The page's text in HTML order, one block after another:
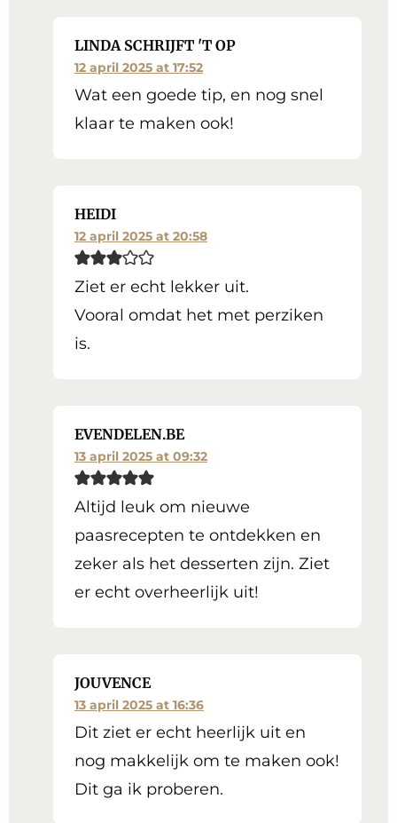
LINDA SCHRIJFT 'T OP
12 april 2025 at 17:52
Wat een goede tip, en nog snel
klaar te maken ook!
HEIDI
12 april 2025 at 20:58
Ziet er echt lekker uit.
Vooral omdat het met perziken
is.
EVENDELEN.BE
13 april 2025 at 09:32
Altijd leuk om nieuwe
paasrecepten te ontdekken en
zeker als het desserten zijn. Ziet
er echt overheerlijk uit!
JOUVENCE
13 april 2025 at 16:36
Dit ziet er echt heerlijk uit en
nog makkelijk om te maken ook!
Dit ga ik proberen.